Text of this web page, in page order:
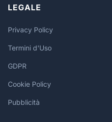
LEGALE
Privacy Policy
Termini d'Uso
GDPR
Cookie Policy
Pubblicità